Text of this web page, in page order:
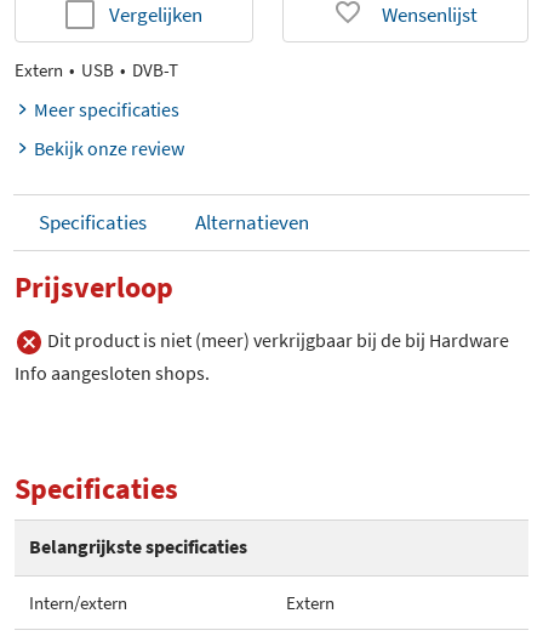
Vergelijken Wensenlijst
Extern USB DVB-T
Meer specificaties
Bekijk onze review
Specificaties Alternatieven
Prijsverloop
Dit product is niet (meer) verkrijgbaar bij de bij Hardware
Info aangesloten shops.
Specificaties
Belangrijkste specificaties
Intern/extern Extern